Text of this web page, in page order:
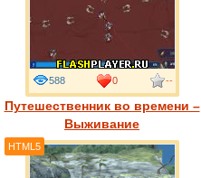
Путешественник во времени –
Выживание
588 0 --
HTML5